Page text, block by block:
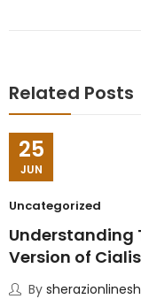
Related Posts
25
JUN
Uncategorized
Understanding
Version of
By